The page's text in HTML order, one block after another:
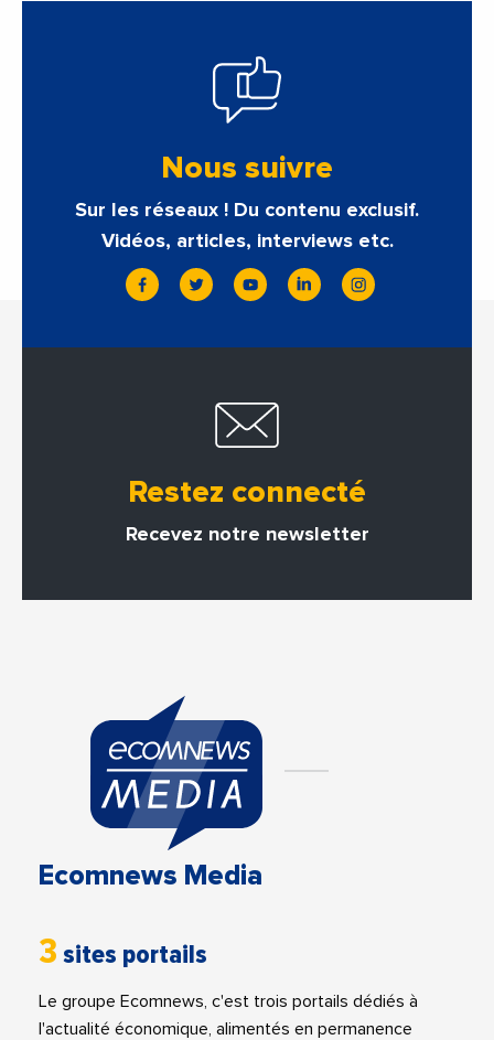
Nous suivre
Sur les réseaux ! Du contenu exclusif.
Vidéos, articles, interviews etc.
Restez connecté
Recevez notre newsletter
Ecomnews Media
3 sites portails
Le groupe Ecomnews, c'est trois portails dédiés à
l'actualité économique, alimentés en permanence